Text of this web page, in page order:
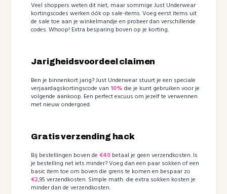
Veel shoppers weten dit niet, maar sommige Just Underwear
kortingscodes werken óók op sale-items. Voeg eerst items uit
de sale toe aan je winkelmandje en probeer dan verschillende
codes. Whoop! Extra besparing boven op je korting.
Jarigheidsvoordeel claimen
Ben je binnenkort jarig? Just Underwear stuurt je een speciale
verjaardagskortingscode van 10% die je kunt gebruiken voor je
volgende aankoop. Een perfect excuus om jezelf te verwennen
met nieuw ondergoed.
Gratis verzending hack
Bij bestellingen boven de€40 betaal je geen verzendkosten. Is
je bestelling net iets minder? Voeg dan een paar sokken of een
basic item toe om boven die grens te komen en bespaar zo
€2,95 verzendkosten. Simple math: die extra sokken kosten je
minder dan de verzendkosten.